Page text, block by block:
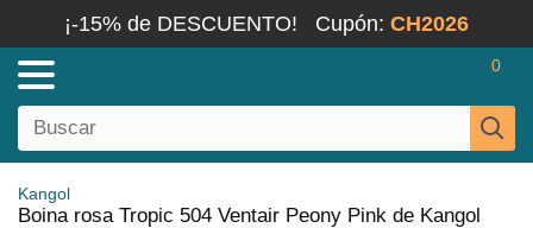
¡-15% de DESCUENTO! Cupón: CH2026
0
Kangol
Boina rosa Tropic 504 Ventair Peony Pink de Kangol